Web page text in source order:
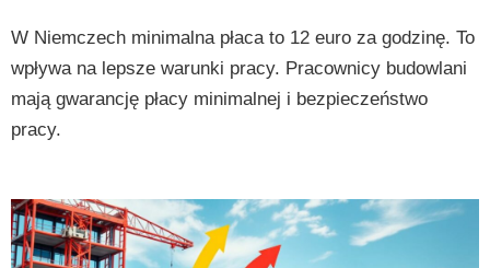
W Niemczech minimalna płaca to 12 euro za godzinę. To
wpływa na lepsze warunki pracy. Pracownicy budowlani
mają gwarancję płacy minimalnej i bezpieczeństwo
pracy.